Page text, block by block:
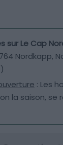
sur Le Cap
Nordkapp,
)
: Les
la saison, se